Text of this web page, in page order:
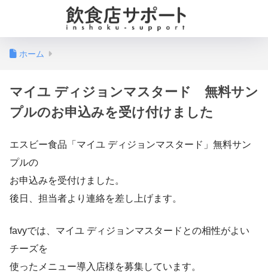
ホーム
マイユ ディジョンマスタード 無料サン
プルのお申込みを受け付けました
エスビー食品「マイユ ディジョンマスタード」無料サン
プルの
お申込みを受付けました。
後日、担当者より連絡を差し上げます。
favyでは、マイユ ディジョンマスタードとの相性がよい
チーズを
使ったメニュー導入店様を募集しています。